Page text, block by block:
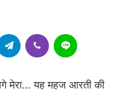
Telegram Viber
मेरा… यह महज आरती की